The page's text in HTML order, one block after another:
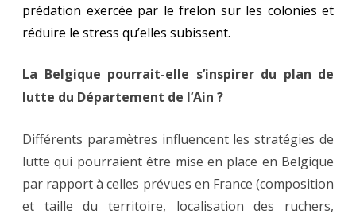
prédation exercée par le frelon sur les colonies et
réduire le stress qu’elles subissent.
La Belgique pourrait-elle s’inspirer du plan de
lutte du Département de l’Ain ?
Différents paramètres influencent les stratégies de
lutte qui pourraient être mise en place en Belgique
par rapport à celles prévues en France (composition
et taille du territoire, localisation des ruchers,